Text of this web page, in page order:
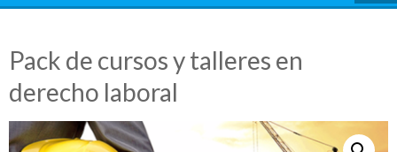
Pack de cursos y talleres en
derecho laboral